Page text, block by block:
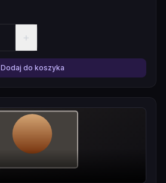
+
Dodaj do koszyka